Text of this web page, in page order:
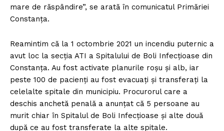
mare de răspândire”, se arată în comunicatul Primăriei
Constanța.
Reamintim că la 1 octombrie 2021 un incendiu puternic a
avut loc la secția ATI a Spitalului de Boli Infecțioase din
Constanța. Au fost activate planurile roșu și alb, iar
peste 100 de pacienți au fost evacuați și transferați la
celelalte spitale din municipiu. Procurorul care a
deschis anchetă penală a anunțat că 5 persoane au
murit chiar în Spitalul de Boli Infecțioase și alte două
după ce au fost transferate la alte spitale.